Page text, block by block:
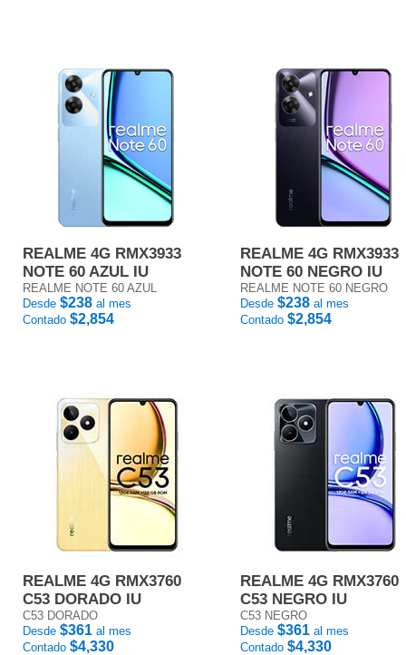
REALME 4G RMX3933
NOTE 60 AZUL IU
REALME NOTE 60 AZUL
Desde $238 al mes
Contado $2,854
REALME 4G RMX3933
NOTE 60 NEGRO IU
REALME NOTE 60 NEGRO
Desde $238 al mes
Contado $2,854
REALME 4G RMX3760
C53 DORADO IU
C53 DORADO
Desde $361 al mes
Contado $4,330
REALME 4G RMX3760
C53 NEGRO IU
C53 NEGRO
Desde $361 al mes
Contado $4,330